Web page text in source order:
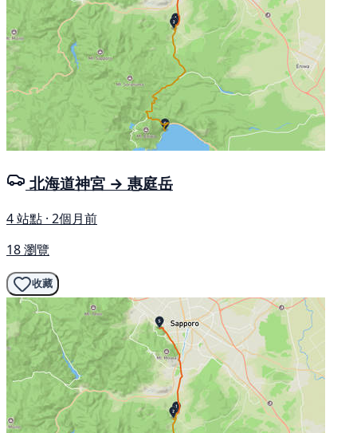
北海道神宮 → 惠庭岳
4 站點 · 2個月前
18 瀏覽
收藏